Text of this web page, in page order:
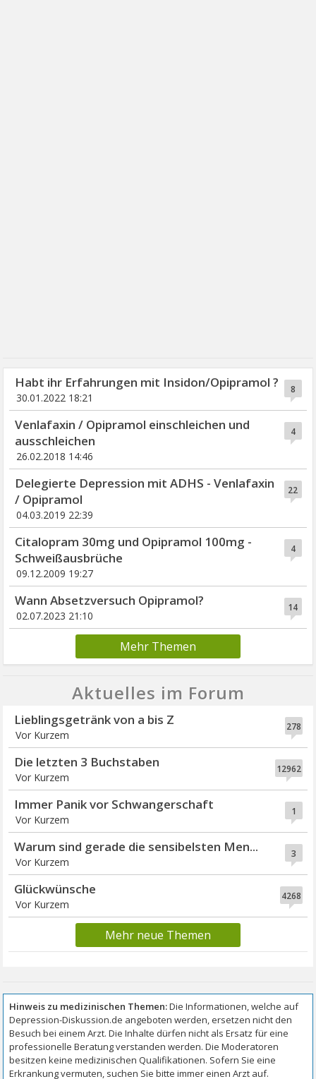
8
Habt ihr Erfahrungen mit Insidon/Opipramol ?
30.01.2022 18:21
4
Venlafaxin / Opipramol einschleichen und
ausschleichen
26.02.2018 14:46
22
Delegierte Depression mit ADHS - Venlafaxin
/ Opipramol
04.03.2019 22:39
4
Citalopram 30mg und Opipramol 100mg -
Schweißausbrüche
09.12.2009 19:27
14
Wann Absetzversuch Opipramol?
02.07.2023 21:10
Mehr Themen
Aktuelles im Forum
278
Lieblingsgetränk von a bis Z
Vor Kurzem
12962
Die letzten 3 Buchstaben
Vor Kurzem
1
Immer Panik vor Schwangerschaft
Vor Kurzem
3
Warum sind gerade die sensibelsten Men...
Vor Kurzem
4268
Glückwünsche
Vor Kurzem
Mehr neue Themen